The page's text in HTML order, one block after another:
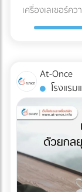
เครื่องเลเซอร์
พัสดุทั่วไป เพร
มิลลิเมตรเดียวส่
ป่วย หากเกิดคว
อาจขาดแล้ว คว
นี้จะพาคุณไปเจา
เครื่องมือแพท
มือแพทย์ต้องเผ
ขนส่งอุปกรณ์ที่เ
นี่คือ 3 ปัญหาหลั
At-Once
โรงแร